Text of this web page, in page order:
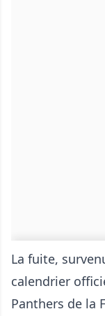
La fuite,
calendrier
Panthers de la